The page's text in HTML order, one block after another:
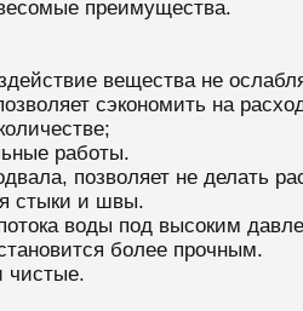
преимущества.
вещества не
сэкономить на
работы.
позволяет не делать
стыки и швы.
воды под высоким
более прочным.
чистые.